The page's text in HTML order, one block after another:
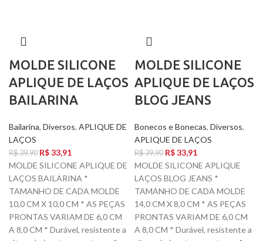
MOLDE SILICONE
APLIQUE DE LAÇOS
BAILARINA
Bailarina, Diversos, APLIQUE DE
LAÇOS
R$39,90 R$33,91
MOLDE SILICONE APLIQUE DE
LAÇOS BAILARINA *
TAMANHO DE CADA MOLDE
10,0 CM X 10,0 CM * AS PEÇAS
PRONTAS VARIAM DE 6,0 CM
A 8,0 CM * Durável, resistente a
MOLDE SILICONE
APLIQUE DE LAÇOS
BLOG JEANS
Bonecos e Bonecas, Diversos,
APLIQUE DE LAÇOS
R$39,90 R$33,91
MOLDE SILICONE APLIQUE
LAÇOS BLOG JEANS *
TAMANHO DE CADA MOLDE
14,0 CM X 8,0 CM * AS PEÇAS
PRONTAS VARIAM DE 6,0 CM
A 8,0 CM * Durável, resistente a